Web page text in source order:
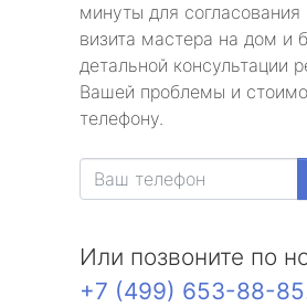
минуты для
визита мастера на дом и
детальной консультации
Вашей проблемы и
телефону.
Или позвоните по
+7 (499) 653-88-85